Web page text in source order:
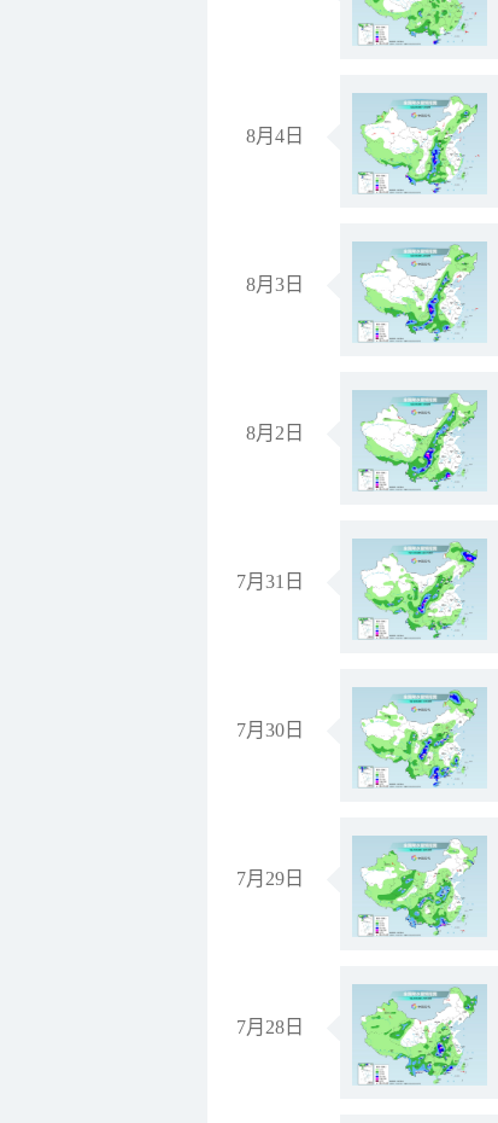
8月4日
8月3日
8月2日
7月31日
7月30日
7月29日
7月28日